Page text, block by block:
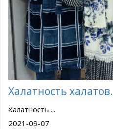
Халатность халатов.
Халатность ...
2021-09-07